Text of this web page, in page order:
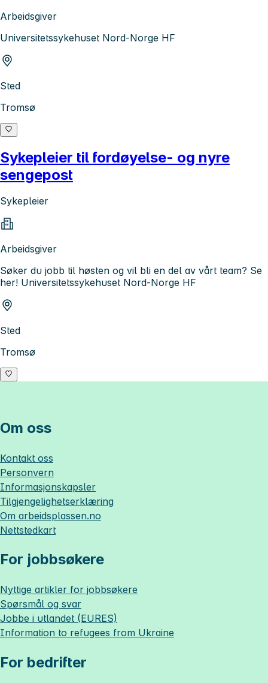
Arbeidsgiver
Universitetssykehuset Nord-Norge HF
Sted
Tromsø
Sykepleier til fordøyelse- og nyre
sengepost
Sykepleier
Arbeidsgiver
Søker du jobb til høsten og vil bli en del av vårt team? Se
her! Universitetssykehuset Nord-Norge HF
Sted
Tromsø
Om oss
Kontakt oss
Personvern
Informasjonskapsler
Tilgjengelighetserklæring
Om arbeidsplassen.no
Nettstedkart
For jobbsøkere
Nyttige artikler for jobbsøkere
Spørsmål og svar
Jobbe i utlandet (EURES)
Information to refugees from Ukraine
For bedrifter